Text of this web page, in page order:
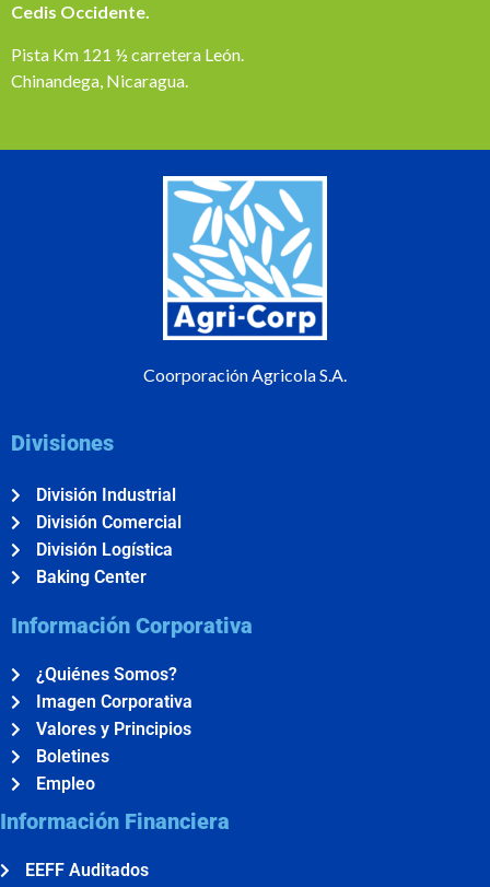
Cedis Occidente.
Pista Km 121 ½ carretera León.
Chinandega, Nicaragua.
Coorporación Agricola S.A.
Divisiones
División Industrial
División Comercial
División Logística
Baking Center
Información Corporativa
¿Quiénes Somos?
Imagen Corporativa
Valores y Principios
Boletines
Empleo
Información Financiera
EEFF Auditados